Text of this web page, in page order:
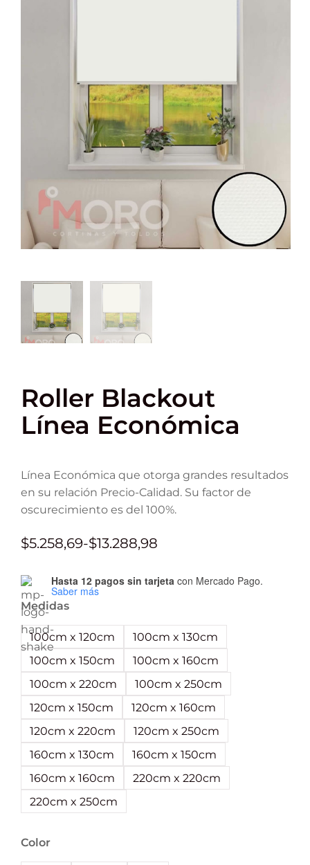
Roller Blackout
Línea Económica
Línea Económica que otorga grandes resultados
en su relación Precio-Calidad. Su factor de
oscurecimiento es del 100%.
$5.258,69-$13.288,98
Hasta 12 pagos sin tarjeta con Mercado Pago.
Saber más
Medidas
100cm x 120cm
100cm x 130cm
100cm x 150cm
100cm x 160cm
100cm x 220cm
100cm x 250cm
120cm x 150cm
120cm x 160cm
120cm x 220cm
120cm x 250cm
160cm x 130cm
160cm x 150cm
160cm x 160cm
220cm x 220cm
220cm x 250cm
Color